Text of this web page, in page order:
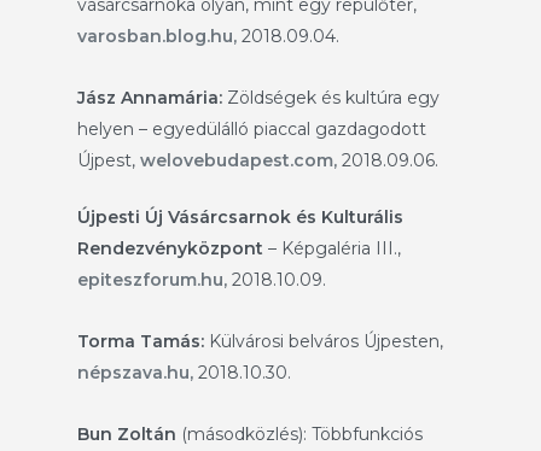
vásárcsarnoka olyan, mint egy repülőtér,
varosban.blog.hu, 2018.09.04.
Jász Annamária: Zöldségek és kultúra egy
helyen – egyedülálló piaccal gazdagodott
Újpest,welovebudapest.com, 2018.09.06.
Újpesti Új Vásárcsarnok és Kulturális
Rendezvényközpont – Képgaléria III.,
epiteszforum.hu, 2018.10.09.
Torma Tamás: Külvárosi belváros Újpesten,
népszava.hu, 2018.10.30.
Bun Zoltán (másodközlés): Többfunkciós